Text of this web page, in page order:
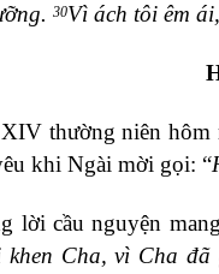
30Vì ách tôi êm
XIVthường niên hôm
khi Ngài mời gọi: “
lời cầu nguyện
Cha, vì Cha đã